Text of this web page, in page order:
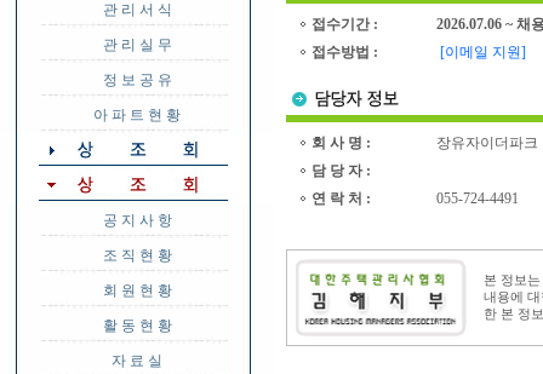
관 리 서 식
관 리 실 무
정 보 공 유
아 파 트 현 황
공 지 사 항
조 직 현 황
회 원 현 황
활 동 현 황
자 료 실
접수기간 :
2026.07.06 ~ 채
접수방법 :
[이메일 지원]
회 사 명 :
장유자이더파크
담 당 자 :
연 락 처 :
055-724-4491
본 정보는
내용에
한 본 정